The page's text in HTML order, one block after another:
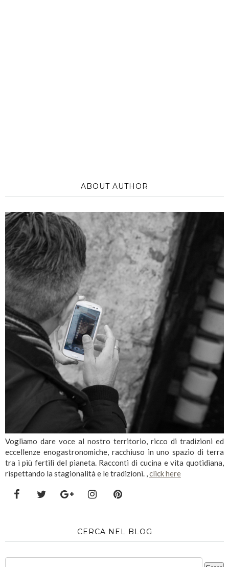
ABOUT AUTHOR
Vogliamo dare voce al nostro territorio, ricco di tradizioni ed
eccellenze enogastronomiche, racchiuso in uno spazio di terra
tra i più fertili del pianeta. Racconti di cucina e vita quotidiana,
rispettando la stagionalità e le tradizioni. ,click here
CERCA NEL BLOG